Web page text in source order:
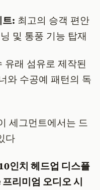
트: 최고의 승객 편안
및 통풍 기능 탑재
유래 섬유로 제작된
와 수공예 패턴의 독
세그먼트에서는 드
다
인치 헤드업 디스플
리미엄 오디오 시